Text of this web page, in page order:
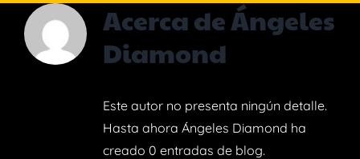
Acerca deÁngeles
Diamond
Este autor no presenta ningún detalle.
Hasta ahora Ángeles Diamond ha
creado 0 entradas de blog.